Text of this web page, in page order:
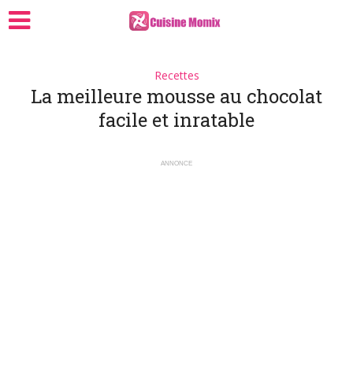
Recettes
La meilleure mousse au chocolat
facile et inratable
ANNONCE